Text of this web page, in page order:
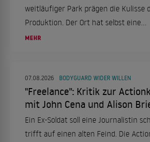
weitläufiger Park prägen die Kulisse
Produktion. Der Ort hat selbst eine
bemerkenswerte Vergangenheit.
MEHR
07.08.2026 BODYGUARD WIDER WILLEN
"Freelance": Kritik zur
mit John Cena und Alison
Ein Ex-Soldat soll eine Journalistin
trifft auf einen alten Feind. Die